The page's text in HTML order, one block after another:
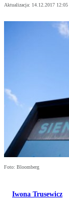
Aktualizacja: 14.12.2017 12:05
Foto: Bloomberg
Iwona Trusewicz